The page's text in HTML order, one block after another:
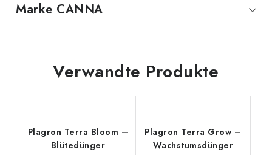
Marke CANNA
Verwandte Produkte
Plagron Terra Bloom –
Blütedünger
Plagron Terra Grow –
Wachstumsdünger